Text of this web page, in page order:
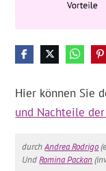
Hier können Sie
und Nachteile
durchAndrea Rodrigo
UndRomina Packan